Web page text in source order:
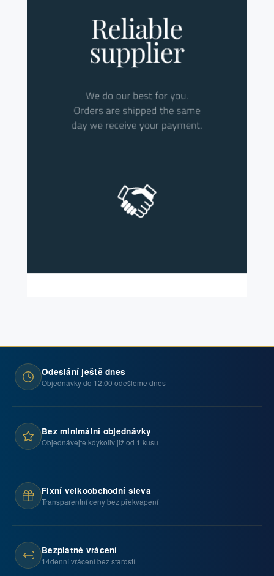
Odeslání ještě dnes
Objednávky do 12:00 odešleme dnes
Bez minimální objednávky
Objednávejte kdykoliv již od 1 kusu
Fixní velkoobchodní sleva
Transparentní ceny bez překvapení
Bezplatné vrácení
14denní vrácení bez starostí